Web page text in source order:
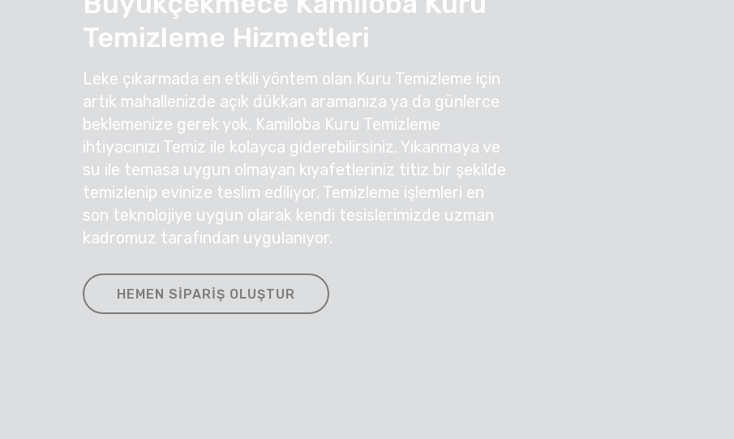
Temizleme Hizmetleri
Leke çıkarmada en etkili yöntem olan Kuru Temizleme için
artık mahallenizde açık dükkan aramanıza ya da günlerce
beklemenize gerek yok. Kamiloba Kuru Temizleme
ihtiyacınızı Temiz ile kolayca giderebilirsiniz. Yıkanmaya ve
su ile temasa uygun olmayan kıyafetleriniz titiz bir şekilde
temizlenip evinize teslim ediliyor. Temizleme işlemleri en
son teknolojiye uygun olarak kendi tesislerimizde uzman
kadromuz tarafından uygulanıyor.
HEMEN SIPARIŞ OLUŞTUR